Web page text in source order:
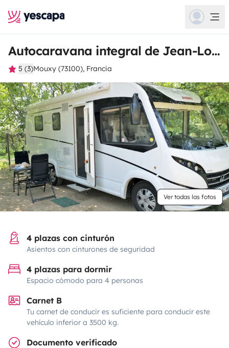
Autocaravana integral de Jean-Louis
5 (3)Mouxy (73100), Francia
Ver todas las fotos
4 plazas con cinturón
Asientos con cinturones de seguridad
4 plazas para dormir
Espacio cómodo para 4 personas
Carnet B
Tu carnet de conducir es suficiente para conducir este
vehículo inferior a 3500 kg.
Documento verificado